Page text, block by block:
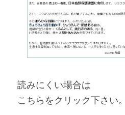
読みにくい場合は
こちらをクリック下さい。